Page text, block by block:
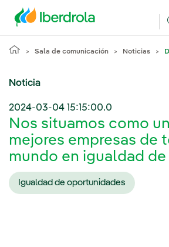
Sala de comunicación Noticias
Noticia
2024-03-04 15:15:00.0
Nos situamos como
mejores empresas de
mundo en igualdad
Igualdad de oportunidades